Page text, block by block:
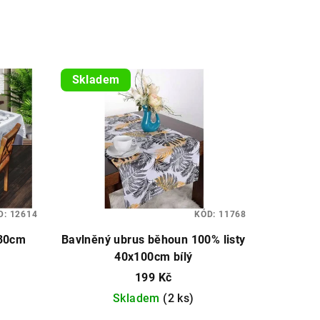
12614
Skladem
Bavlněný ubrus běhoun 100% listy
40x100cm bílý
199 Kč
Skladem (2 ks)
KÓD: 11768